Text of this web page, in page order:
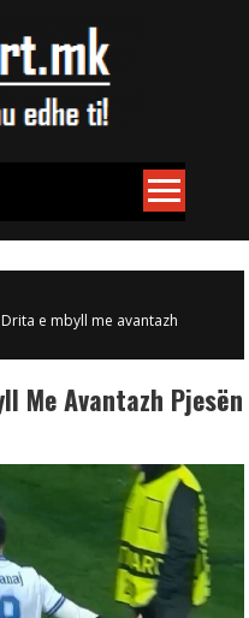
e mbyll me avantazh
Me Avantazh Pjesën